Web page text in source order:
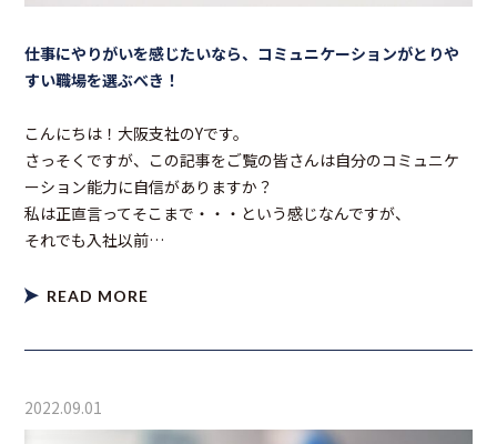
仕事にやりがいを感じたいなら、コミュニケーションがとりや
すい職場を選ぶべき！
こんにちは！大阪支社のYです。
さっそくですが、この記事をご覧の皆さんは自分のコミュニケ
ーション能力に自信がありますか？
私は正直言ってそこまで・・・という感じなんですが、
それでも入社以前…
READ MORE
2022.09.01